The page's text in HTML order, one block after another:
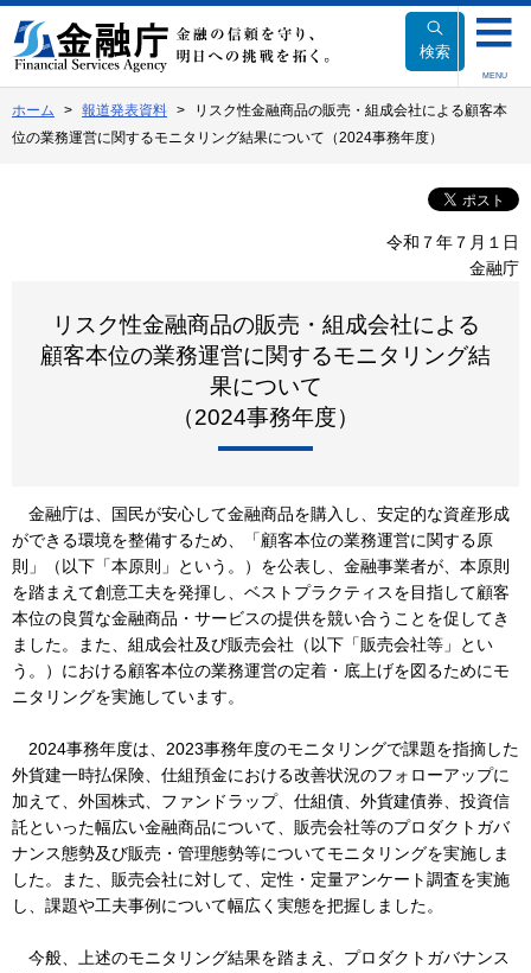
文
へ
動
検索
MENU
ホーム 報道発表資料
リスク性金融商品の販売・組成会社による顧客本
位の業務運営に関するモニタリング結果について（2024事務年度）
令和７年７月１日
金融庁
リスク性金融商品の販売・組成会社による
顧客本位の業務運営に関するモニタリング結
果について
（2024事務年度）
金融庁は、国民が安心して金融商品を購入し、安定的な資産形成
ができる環境を整備するため、「顧客本位の業務運営に関する原
則」（以下「本原則」という。）を公表し、金融事業者が、本原則
を踏まえて創意工夫を発揮し、ベストプラクティスを目指して顧客
本位の良質な金融商品・サービスの提供を競い合うことを促してき
ました。また、組成会社及び販売会社（以下「販売会社等」とい
う。）における顧客本位の業務運営の定着・底上げを図るためにモ
ニタリングを実施しています。
2024事務年度は、2023事務年度のモニタリングで課題を指摘した
外貨建一時払保険、仕組預金における改善状況のフォローアップに
加えて、外国株式、ファンドラップ、仕組債、外貨建債券、投資信
託といった幅広い金融商品について、販売会社等のプロダクトガバ
ナンス態勢及び販売・管理態勢等についてモニタリングを実施しま
した。また、販売会社に対して、定性・定量アンケート調査を実施
し、課題や工夫事例について幅広く実態を把握しました。
今般、上述のモニタリング結果を踏まえ、プロダクトガバナンス